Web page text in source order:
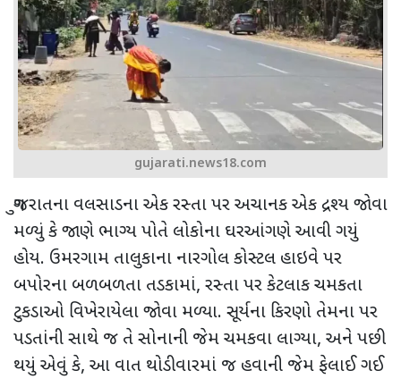
gujarati.news18.com
ગુજરાતના વલસાડના એક રસ્તા પર અચાનક એક દ્રશ્ય જોવા
મળ્યું કે જાણે ભાગ્ય પોતે લોકોના ઘરઆંગણે આવી ગયું
હોય. ઉમરગામ તાલુકાના નારગોલ કોસ્ટલ હાઇવે પર
બપોરના બળબળતા તડકામાં, રસ્તા પર કેટલાક ચમકતા
ટુકડાઓ વિખેરાયેલા જોવા મળ્યા. સૂર્યના કિરણો તેમના પર
પડતાંની સાથે જ તે સોનાની જેમ ચમકવા લાગ્યા, અને પછી
થયું એવું કે, આ વાત થોડીવારમાં જ હવાની જેમ ફેલાઈ ગઈ